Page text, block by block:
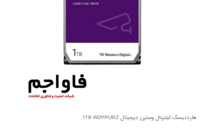
هارددیسک اینترنال وسترن دیجیتال 1TB WD11PURZ